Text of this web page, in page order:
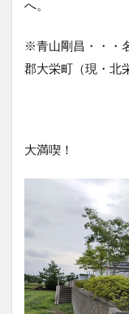
か
ぽ
ス
ー
か
け
ら
へ。
※青山剛昌・・・
郡大栄町（現・北
大満喫！